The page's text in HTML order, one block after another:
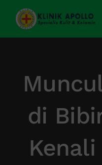
Skip
content
Layanan Kami
Tentang Kami
Artikel
di